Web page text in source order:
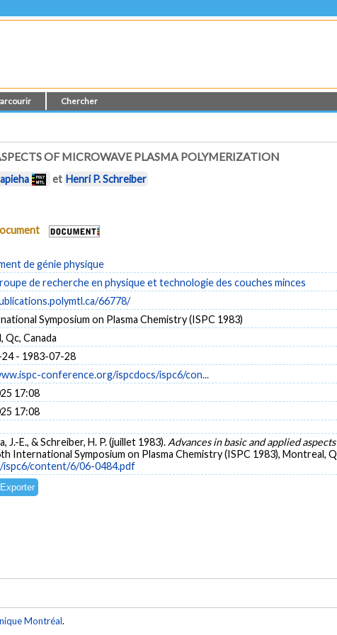
Chercher
OF MICROWAVE PLASMA POLYMERIZATION
et Henri P. Schreiber
de génie physique
de recherche en physique et technologie des couches minces
66778/
Symposium on Plasma Chemistry (ISPC 1983)
Qc, Canada
- 1983-07-28
conference.org/ispcdocs/ispc6/con...
17:08
17:08
J.-E., & Schreiber, H. P. (juillet 1983). Advances in basic and applied
International Symposium on Plasma Chemistry (ISPC 1983), Montreal,
content/6/06-0484.pdf
Montréal.